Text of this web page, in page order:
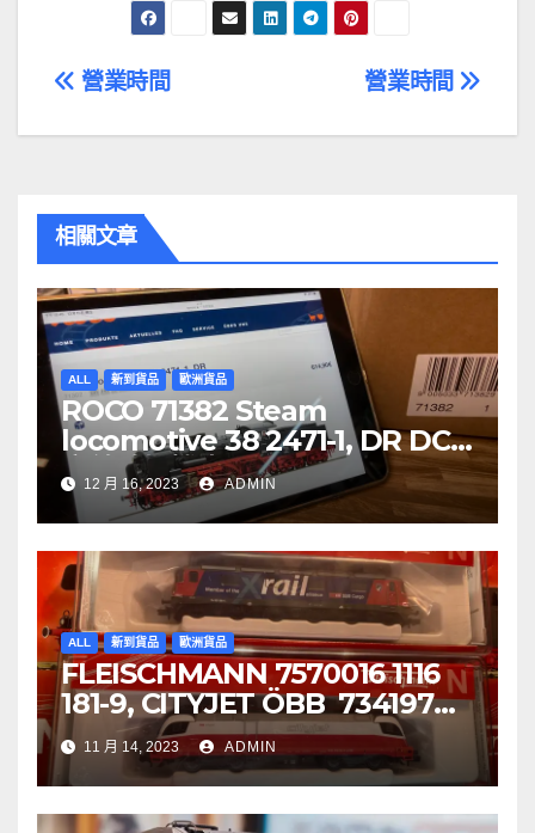
文
章
覽
營業時間
營業時間
相關文章
ALL 新到貨品 歐洲貨品
ROCO 71382 Steam
locomotive 38 2471-1, DR DCC
音效噴煙機車
12 月 16, 2023 ADMIN
ALL 新到貨品 歐洲貨品
FLEISCHMANN 7570016 1116
181-9, CITYJET ÖBB 734197
Re 620 088-5, SBB Cargo
11 月 14, 2023 ADMIN